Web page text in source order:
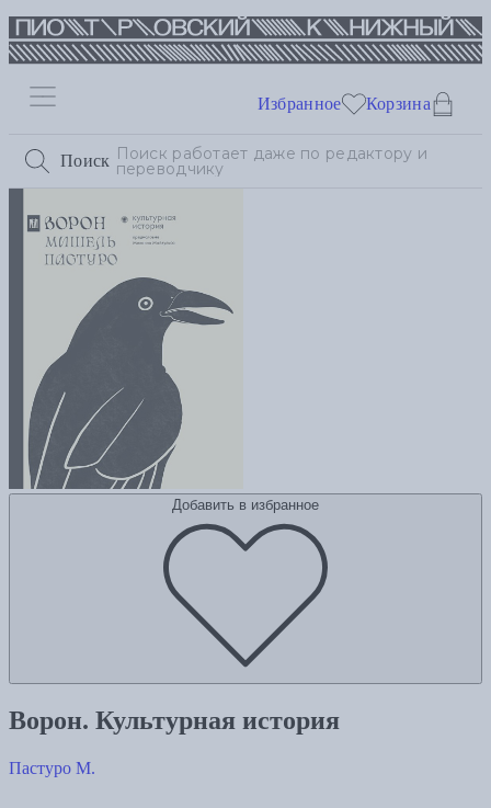
Поиск
Избранное Корзина
Добавить в избранное
Ворон. Культурная история
Пастуро М.